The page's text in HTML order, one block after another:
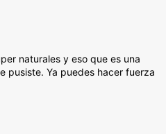
naturales y eso que es una
pusiste. Ya puedes hacer fuerza